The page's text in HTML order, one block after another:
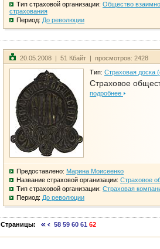
Тип страховой организации: Общество
страхования
Период: До революции
20.05.2008 | 51 Кбайт | просмотров: 2428
Тип: Страховая доска
Страховое
подробнее
Предоставлено: Марина Моисеенко
Название страховой организации: Страховое
Тип страховой организации: Страховая
Период: До революции
Страницы: 58 59 60 61 62